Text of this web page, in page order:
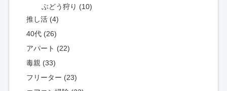
ぶどう狩り (10)
推し活 (4)
40代 (26)
アパート (22)
毒親 (33)
フリーター (23)